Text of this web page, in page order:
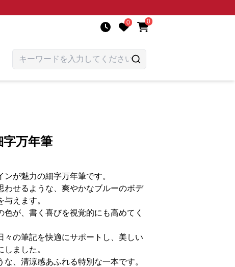
0 0
字万年筆
が魅力の細字万年筆です。
わせるような、爽やかなブルーのボデ
えます。
が、書く喜びを視覚的にも高めてく
々の筆記を快適にサポートし、美しい
ました。
、清涼感あふれる特別な一本です。